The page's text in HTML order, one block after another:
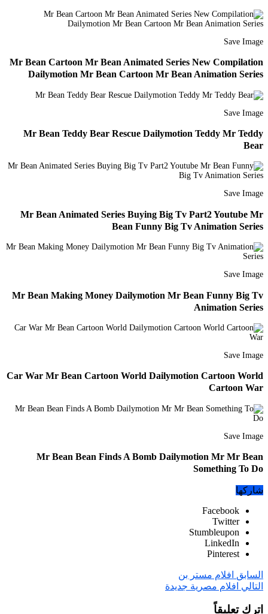
Save Image
Mr Bean Cartoon Mr Bean Animated Series New Compilation
Dailymotion Mr Bean Cartoon Mr Bean Animation Series
Save Image
Mr Bean Teddy Bear Rescue Dailymotion Teddy Mr Teddy
Bear
Save Image
Mr Bean Animated Series Buying Big Tv Part2 Youtube Mr
Bean Funny Big Tv Animation Series
Save Image
Mr Bean Making Money Dailymotion Mr Bean Funny Big Tv
Animation Series
Save Image
Car War Mr Bean Cartoon World Dailymotion Cartoon World
Cartoon War
Save Image
Mr Bean Bean Finds A Bomb Dailymotion Mr Mr Bean
Something To Do
شاركها
Facebook
Twitter
Stumbleupon
LinkedIn
Pinterest
السابق افلام مستر بن
التالي افلام مصرية جديدة
اترك تعليقاً